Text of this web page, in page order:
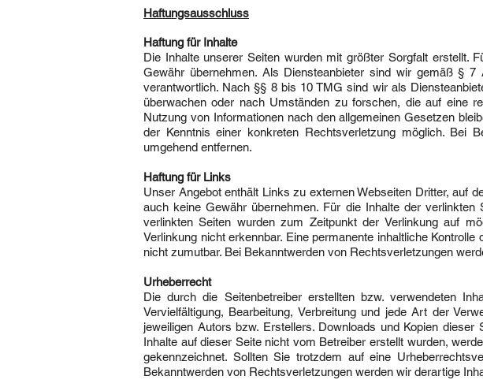
Haftungsausschluss
Haftung für Inhalte
Die Inhalte unserer Seiten wurden mit größter Sorgfalt erstellt.
Gewähr übernehmen. Als Diensteanbieter sind wir gemäß §
verantwortlich. Nach §§ 8 bis 10 TMG sind wir als
überwachen oder nach Umständen zu forschen, die auf eine
Nutzung von Informationen nach den allgemeinen Gesetzen
der Kenntnis einer konkreten Rechtsverletzung möglich. Bei
umgehend entfernen.
Haftung für Links
Unser Angebot enthält Links zu externen Webseiten Dritter, auf
auch keine Gewähr übernehmen. Für die Inhalte der
verlinkten Seiten wurden zum Zeitpunkt der Verlinkung auf
Verlinkung nicht erkennbar. Eine permanente inhaltliche
nicht zumutbar. Bei Bekanntwerden von Rechtsverletzungen
Urheberrecht
Die durch die Seitenbetreiber erstellten bzw. verwendeten
Vervielfältigung, Bearbeitung, Verbreitung und jede Art der
jeweiligen Autors bzw. Erstellers. Downloads und Kopien
Inhalte auf dieser Seite nicht vom Betreiber erstellt wurden,
gekennzeichnet. Sollten Sie trotzdem auf eine
Bekanntwerden von Rechtsverletzungen werden wir derartige